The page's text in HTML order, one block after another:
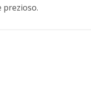
prezioso.